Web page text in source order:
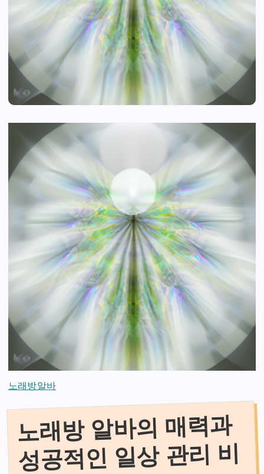
노래방알바
노래방 알바의 매력과
성공적인 일상 관리 비